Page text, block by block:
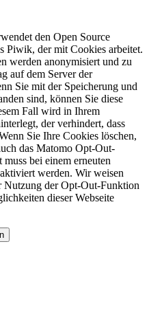
den Open Source
Piwik, der mit Cookies arbeitet.
werden anonymisiert und zu
auf dem Server der
Sie mit der Speicherung und
sind, können Sie diese
Fall wird in Ihrem
der verhindert, dass
Sie Ihre Cookies löschen,
das Matomo Opt-Out-
bei einem erneuten
werden. Wir weisen
Nutzung der Opt-Out-Funktion
dieser Webseite